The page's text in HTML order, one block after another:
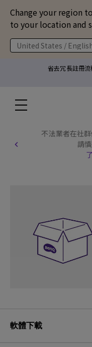
Change your region
to your location and
United States /
省去冗長註冊
軟體下載